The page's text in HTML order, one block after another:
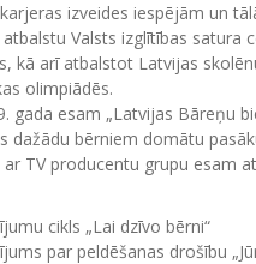
izveides iespējām un
atbalstu Valsts izglītības
kā arī atbalstot Latvijas
olimpiādēs.
gada esam „Latvijas Bāreņu
dažādu bērniem domātu
ar TV producentu grupu esam
cikls „Lai dzīvo bērni“
par peldēšanas drošību